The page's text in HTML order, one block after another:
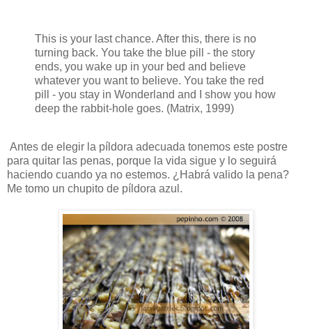
This is your last chance. After this, there is no
turning back. You take the blue pill - the story
ends, you wake up in your bed and believe
whatever you want to believe. You take the red
pill - you stay in Wonderland and I show you how
deep the rabbit-hole goes. (Matrix, 1999)
Antes de elegir la píldora adecuada tonemos este postre
para quitar las penas, porque la vida sigue y lo seguirá
haciendo cuando ya no estemos. ¿Habrá valido la pena?
Me tomo un chupito de píldora azul.